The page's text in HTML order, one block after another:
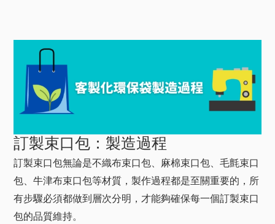
訂製束口包：製造過程
訂製束口包無論是不織布束口包、麻棉束口包、毛氈束口
包、牛津布束口包等材質，製作過程都是至關重要的，所
有步驟必須都做到層次分明，才能夠確保每一個訂製束口
包的品質維持。